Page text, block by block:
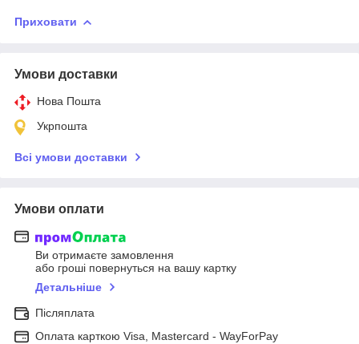
Приховати
Умови доставки
Нова Пошта
Укрпошта
Всі умови доставки
Умови оплати
Ви отримаєте замовлення
або гроші повернуться на вашу картку
Детальніше
Післяплата
Оплата карткою Visa, Mastercard - WayForPay